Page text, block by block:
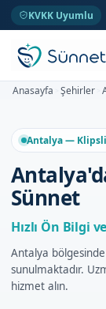
KVKK Uyumlu
Anasayfa Şehirler
Antalya —
Sünnet
Hızlı Ön Bilgi
Antalya
sunulmaktadır.
hizmet alın.